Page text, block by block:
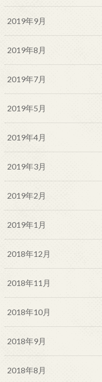
2019年9月
2019年8月
2019年7月
2019年5月
2019年4月
2019年3月
2019年2月
2019年1月
2018年12月
2018年11月
2018年10月
2018年9月
2018年8月